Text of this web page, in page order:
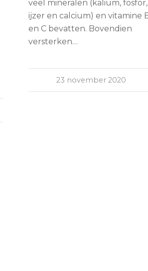
veel mineralen (kalium, fosfor,
ijzer en calcium) en vitamine
en C bevatten. Bovendien
versterken…
23 november 2020